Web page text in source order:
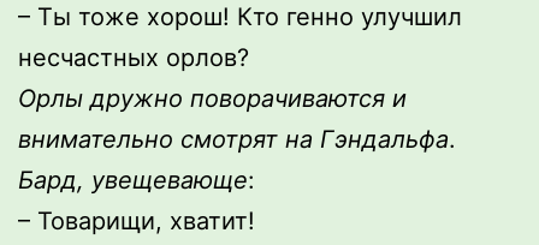
– Ты тоже хорош! Кто генно улучшил
несчастных орлов?
Орлы дружно поворачиваются и
внимательно смотрят на Гэндальфа.
Бард, увещевающе:
– Товарищи, хватит!